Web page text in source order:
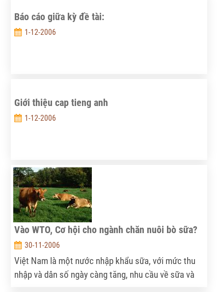
Báo cáo giữa kỳ đề tài:
1-12-2006
Giới thiệu cap tieng anh
1-12-2006
Vào WTO, Cơ hội cho ngành chăn nuôi bò sữa?
30-11-2006
Việt Nam là một nước nhập khẩu sữa, với mức thu
nhập và dân số ngày càng tăng, nhu cầu về sữa và